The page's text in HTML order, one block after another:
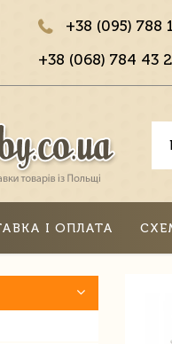
+38 (095) 788
+38 (068) 784 43
І ОПЛАТА